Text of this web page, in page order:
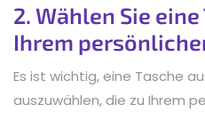
2. Wählen Sie
Ihrem
Es ist wichtig, eine Tasche
auszuwählen, die zu Ihrem